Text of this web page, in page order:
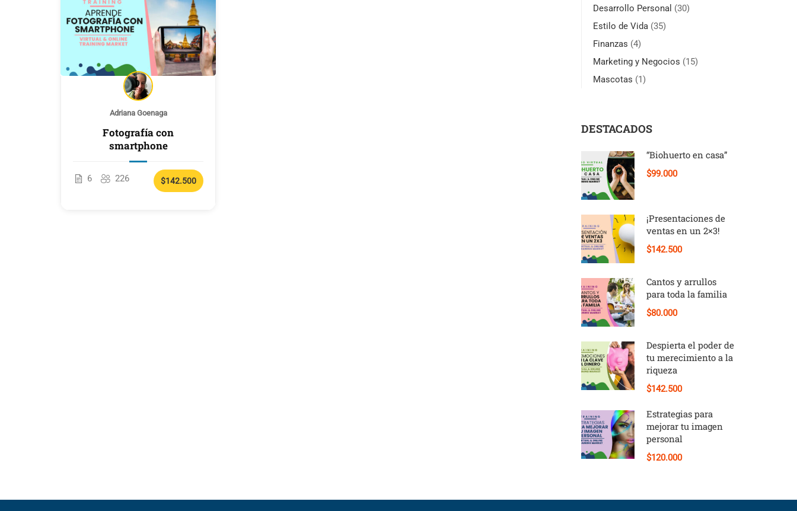
Adriana Goenaga
Fotografía con
smartphone
6 226 $142.500
Desarrollo Personal (30)
Estilo de Vida (35)
Finanzas (4)
Marketing y Negocios (15)
Mascotas (1)
DESTACADOS
“Biohuerto en casa”
$99.000
¡Presentaciones de
ventas en un 2×3!
$142.500
Cantos y arrullos
para toda la familia
$80.000
Despierta el poder de
tu merecimiento a la
riqueza
$142.500
Estrategias para
mejorar tu imagen
personal
$120.000